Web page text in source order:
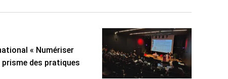
« Numériser
des pratiques